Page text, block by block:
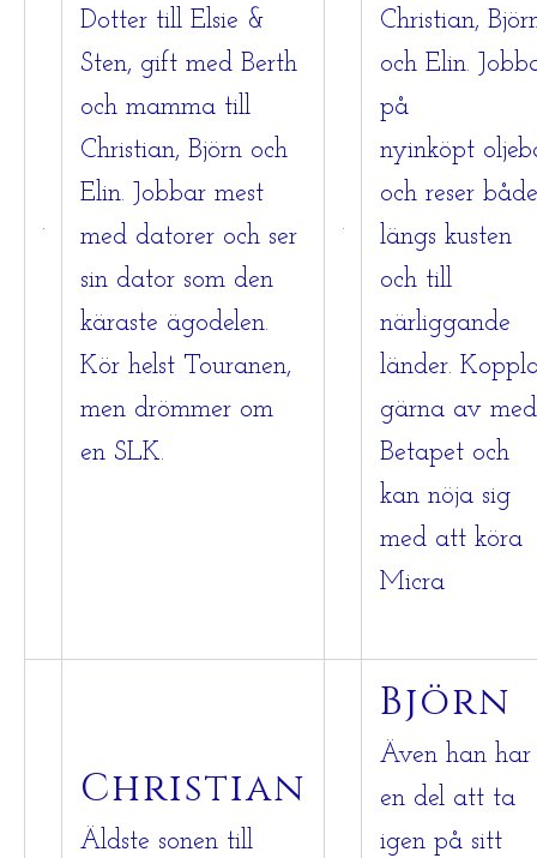
Dotter till Elsie &
Sten, gift med Berth
och mamma till
Christian, Björn och
Elin. Jobbar mest
med datorer och ser
sin dator som den
käraste ägodelen.
Kör helst Touranen,
men drömmer om
en SLK.
Christian,
och Elin.
på
nyinköpt
och reser både
längs kusten
och till
närliggande
länder.
gärna av med
Betapet och
kan nöja sig
med att köra
Micra
Christian
Äldste sonen till
Björn
Även han har
en del att ta
igen på sitt